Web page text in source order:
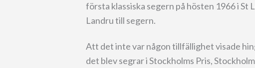
första klassiska segern på hösten 1966 i St
Landru till segern.
Att det inte var någon tillfällighet visade
det blev segrar i Stockholms Pris,